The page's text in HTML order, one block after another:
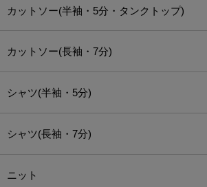
カットソー(半袖・5分・タンクトップ)
カットソー(長袖・7分)
シャツ(半袖・5分)
シャツ(長袖・7分)
ニット